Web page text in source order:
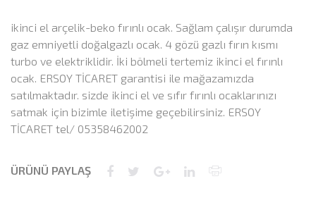
ikinci el arçelik-beko fırınlı ocak. Sağlam çalışır durumda
gaz emniyetli doğalgazlı ocak. 4 gözü gazlı fırın kısmı
turbo ve elektriklidir. İki bölmeli tertemiz ikinci el fırınlı
ocak. ERSOY TİCARET garantisi ile mağazamızda
satılmaktadır. sizde ikinci el ve sıfır fırınlı ocaklarınızı
satmak için bizimle iletişime geçebilirsiniz. ERSOY
TİCARET tel/ 05358462002
ÜRÜNÜ PAYLAŞ